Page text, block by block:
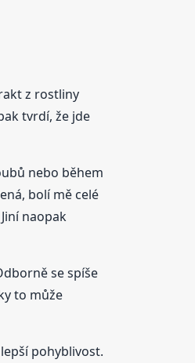
z rostliny
tvrdí, že jde
nebo během
bolí mě celé
naopak
se spíše
to může
pohyblivost.